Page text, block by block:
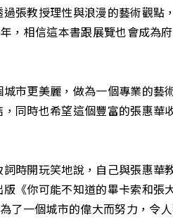
張教授理性與浪漫的藝術觀點
，相信這本書跟展覽也會成為
市更美麗，做為一個專業的藝
同時也希望這個豐富的張惠華
時開玩笑地說，自己與張惠華
《你可能不知道的畢卡索和張
一個城市的偉大而努力，令